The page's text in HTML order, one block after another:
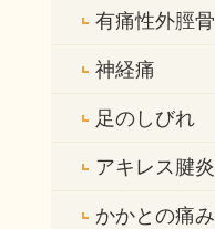
有痛性外脛骨
神経痛
足のしびれ
アキレス腱炎
かかとの痛み